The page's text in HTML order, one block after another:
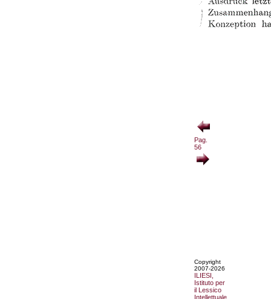
Pag.
56
Copyright
2007-2026
ILIESI,
Istituto per
il Lessico
Intellettuale